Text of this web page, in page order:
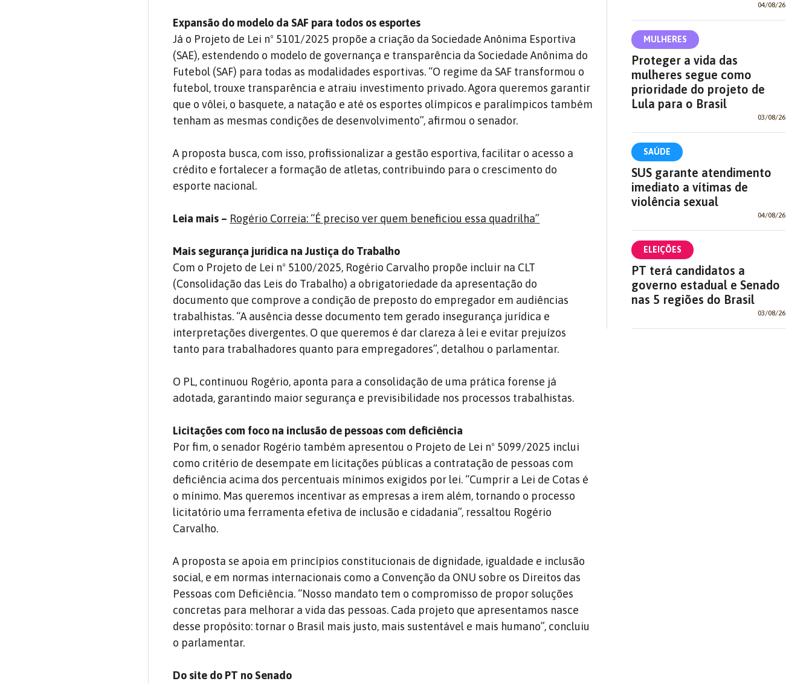
Expansão do modelo da SAF para todos os esportes
Já o Projeto de Lei nº 5101/2025 propõe a criação da Sociedade Anônima Esportiva
(SAE), estendendo o modelo de governança e transparência da Sociedade Anônima do
Futebol (SAF) para todas as modalidades esportivas. “O regime da SAF transformou o
futebol, trouxe transparência e atraiu investimento privado. Agora queremos garantir
que o vôlei, o basquete, a natação e até os esportes olímpicos e paralímpicos também
tenham as mesmas condições de desenvolvimento”, afirmou o senador.
A proposta busca, com isso, profissionalizar a gestão esportiva, facilitar o acesso a
crédito e fortalecer a formação de atletas, contribuindo para o crescimento do
esporte nacional.
Leia mais – Rogério Correia: “É preciso ver quem beneficiou essa quadrilha”
Mais segurança jurídica na Justiça do Trabalho
Com o Projeto de Lei nº 5100/2025, Rogério Carvalho propõe incluir na CLT
(Consolidação das Leis do Trabalho) a obrigatoriedade da apresentação do
documento que comprove a condição de preposto do empregador em audiências
trabalhistas. “A ausência desse documento tem gerado insegurança jurídica e
interpretações divergentes. O que queremos é dar clareza à lei e evitar prejuízos
tanto para trabalhadores quanto para empregadores”, detalhou o parlamentar.
O PL, continuou Rogério, aponta para a consolidação de uma prática forense já
adotada, garantindo maior segurança e previsibilidade nos processos trabalhistas.
Licitações com foco na inclusão de pessoas com deficiência
Por fim, o senador Rogério também apresentou o Projeto de Lei nº 5099/2025 inclui
como critério de desempate em licitações públicas a contratação de pessoas com
deficiência acima dos percentuais mínimos exigidos por lei. “Cumprir a Lei de Cotas é
o mínimo. Mas queremos incentivar as empresas a irem além, tornando o processo
licitatório uma ferramenta efetiva de inclusão e cidadania”, ressaltou Rogério
Carvalho.
A proposta se apoia em princípios constitucionais de dignidade, igualdade e inclusão
social, e em normas internacionais como a Convenção da ONU sobre os Direitos das
Pessoas com Deficiência. “Nosso mandato tem o compromisso de propor soluções
concretas para melhorar a vida das pessoas. Cada projeto que apresentamos nasce
desse propósito: tornar o Brasil mais justo, mais sustentável e mais humano”, concluiu
o parlamentar.
Do site do PT no Senado
04/08/26
MULHERES
Proteger a vida das
mulheres segue como
prioridade do projeto de
Lula para o Brasil
03/08/26
SAÚDE
SUS garante atendimento
imediato a vítimas de
violência sexual
04/08/26
ELEIÇÕES
PT terá candidatos a
governo estadual e Senado
nas 5 regiões do Brasil
03/08/26